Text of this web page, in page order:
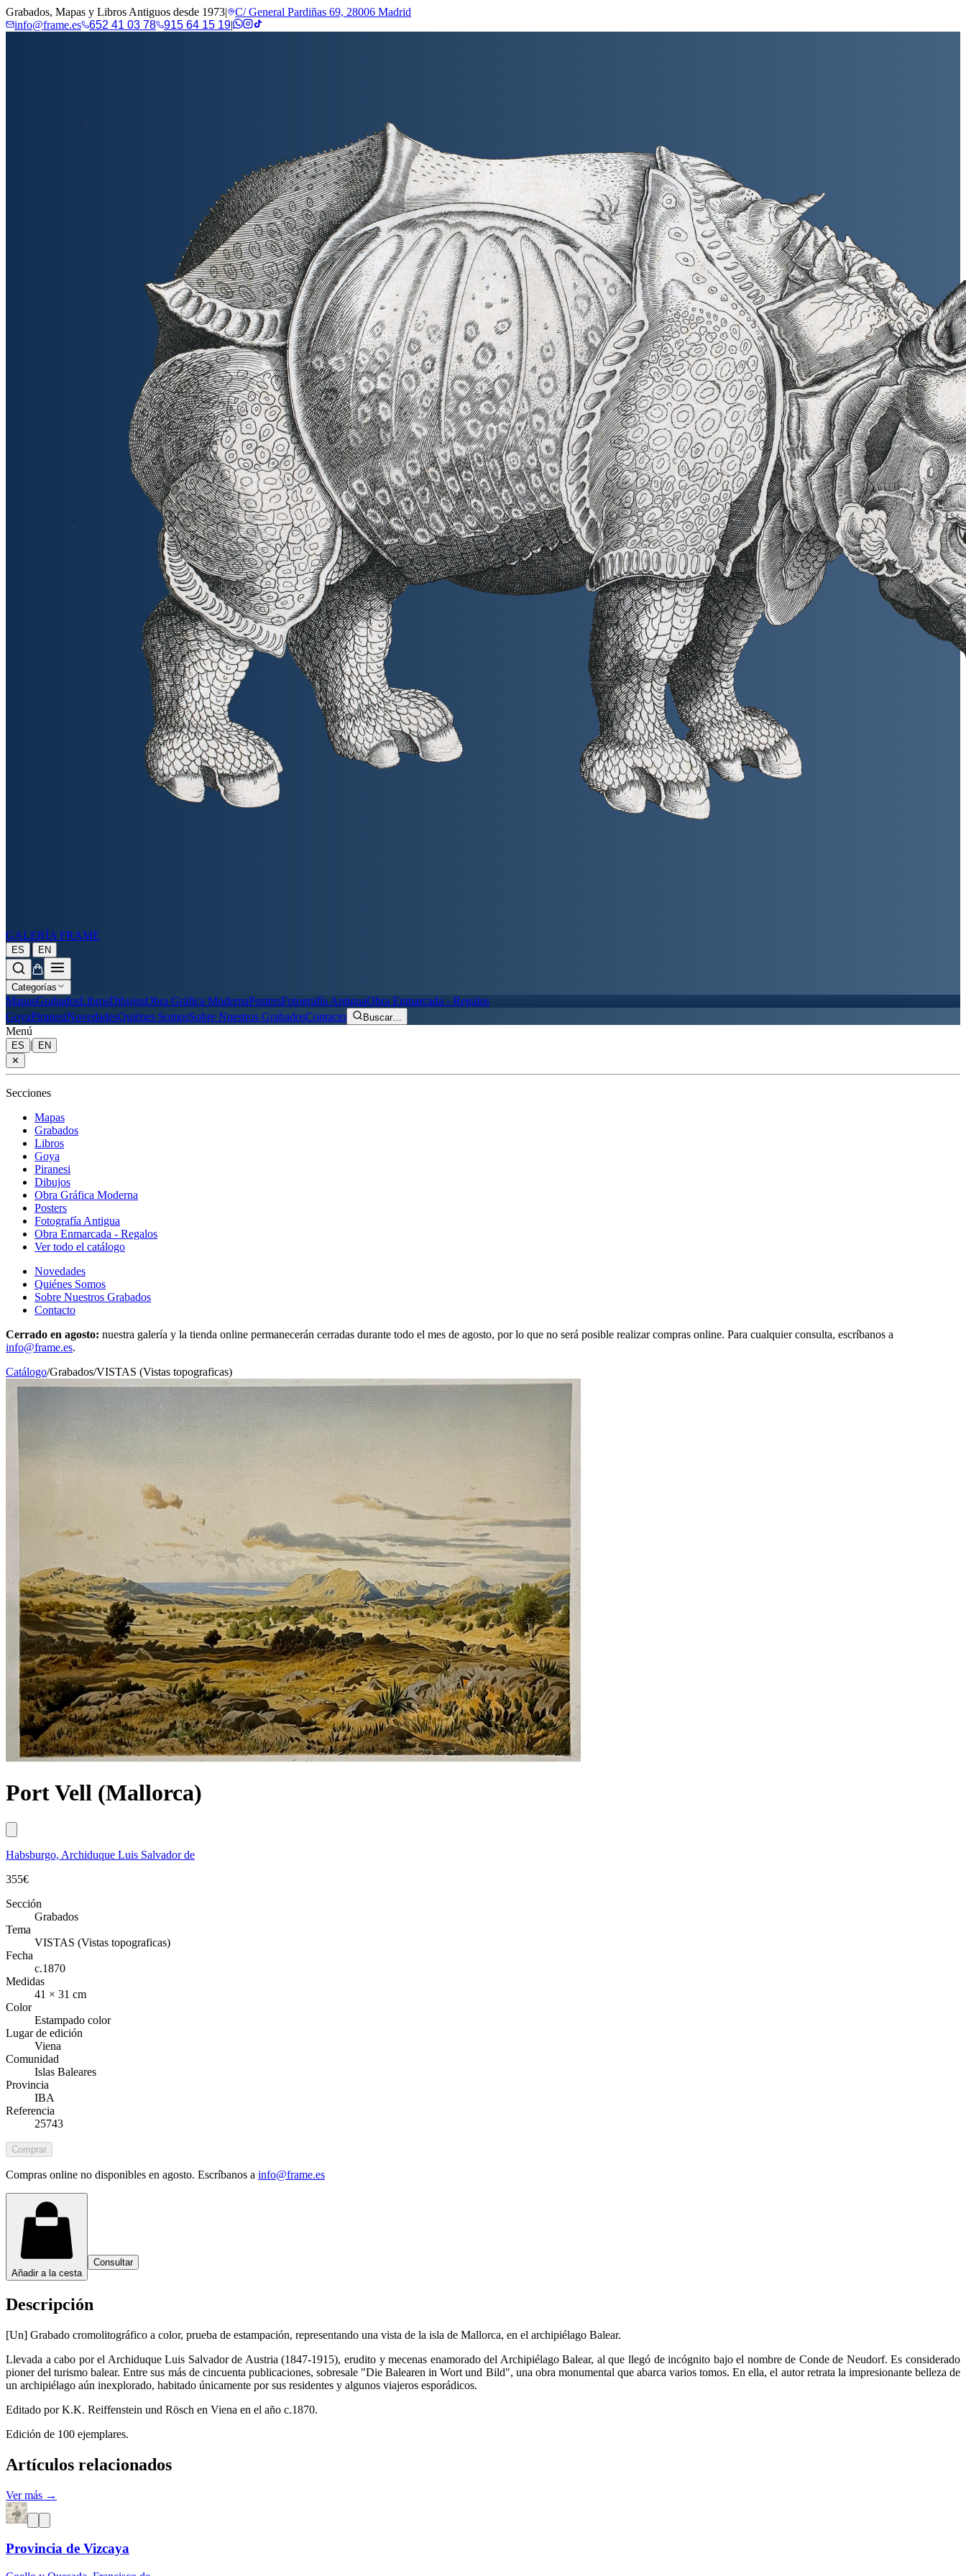
Grabados, Mapas y Libros Antiguos desde 1973|
C/ General Pardiñas 69, 28006 Madrid
info@frame.es
652 41 03 78 915 64 15 19|
GALERÍA FRAME
ES | EN
Categorías
MapasGrabadosLibrosDibujosObra Gráfica ModernaPostersFotografía AntiguaObra Enmarcada - Regalos
GoyaPiranesiNovedadesQuiénes SomosSobre Nuestros GrabadosContacto Buscar…
Menú
ES |
EN
✕
Secciones
Mapas
Grabados
Libros
Goya
Piranesi
Dibujos
Obra Gráfica Moderna
Posters
Fotografía Antigua
Obra Enmarcada - Regalos
Ver todo el catálogo
Novedades
Quiénes Somos
Sobre Nuestros Grabados
Contacto
Cerrado en agosto: nuestra galería y la tienda online permanecerán cerradas durante todo el mes de agosto, por lo que no será posible realizar compras online. Para cualquier consulta, escríbanos a
info@frame.es.
Catálogo/Grabados/VISTAS (Vistas topograficas)
Port Vell (Mallorca)
Habsburgo, Archiduque Luis Salvador de
355€
Sección
Grabados
Tema
VISTAS (Vistas topograficas)
Fecha
c.1870
Medidas
41 × 31 cm
Color
Estampado color
Lugar de edición
Viena
Comunidad
Islas Baleares
Provincia
IBA
Referencia
25743
Comprar
Compras online no disponibles en agosto. Escríbanos a info@frame.es
Añadir a la cesta
Consultar
Descripción
[Un] Grabado cromolitográfico a color, prueba de estampación, representando una vista de la isla de Mallorca, en el archipiélago Balear.
Llevada a cabo por el Archiduque Luis Salvador de Austria (1847-1915), erudito y mecenas enamorado del Archipiélago Balear, al que llegó de incógnito bajo el nombre de Conde de Neudorf. Es considerado
pioner del turismo balear. Entre sus más de cincuenta publicaciones, sobresale "Die Balearen in Wort und Bild", una obra monumental que abarca varios tomos. En ella, el autor retrata la impresionante belleza de
un archipiélago aún inexplorado, habitado únicamente por sus residentes y algunos viajeros esporádicos.
Editado por K.K. Reiffenstein und Rösch en Viena en el año c.1870.
Edición de 100 ejemplares.
Artículos relacionados
Ver más →
Provincia de Vizcaya